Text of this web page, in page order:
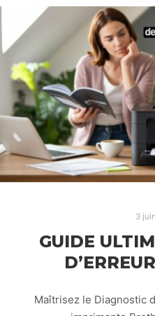
3
GUIDE
Maîtrisez le Diagnostic